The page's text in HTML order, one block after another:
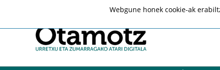
Webgune honek cookie-ak